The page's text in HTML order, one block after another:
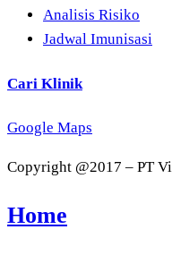
Analisis Risiko
Jadwal Imunisasi
Cari Klinik
Google Maps
Copyright @2017 – PT
Home